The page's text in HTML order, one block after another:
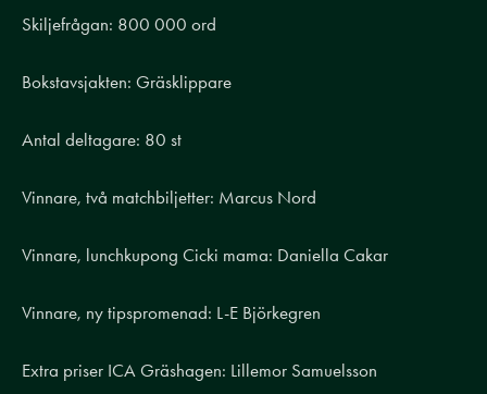
Skiljefrågan: 800 000 ord
Bokstavsjakten: Gräsklippare
Antal deltagare: 80 st
Vinnare, två matchbiljetter: Marcus Nord
Vinnare, lunchkupong Cicki mama: Daniella Cakar
Vinnare, ny tipspromenad: L-E Björkegren
Extra priser ICA Gräshagen: Lillemor Samuelsson